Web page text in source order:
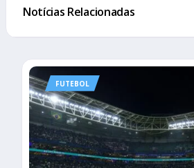
Notícias Relacionadas
FUTEBOL